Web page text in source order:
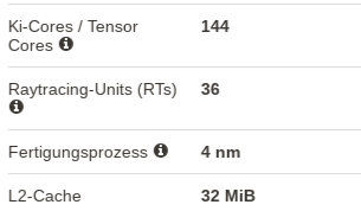
Ki-Cores / Tensor
Cores
144
Raytracing-Units (RTs) 36
Fertigungsprozess 4 nm
L2-Cache 32 MiB